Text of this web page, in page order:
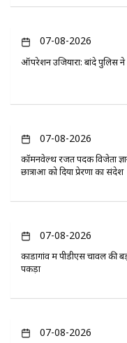
07-08-2026
ऑपरेशन उजियारा: बांदे पुलिस ने
07-08-2026
कॉमनवेल्थ रजत पदक विजेता
छात्राओं को दिया प्रेरणा का संदेश
07-08-2026
कोंडागांव में पीडीएस चावल की
पकड़ा
07-08-2026